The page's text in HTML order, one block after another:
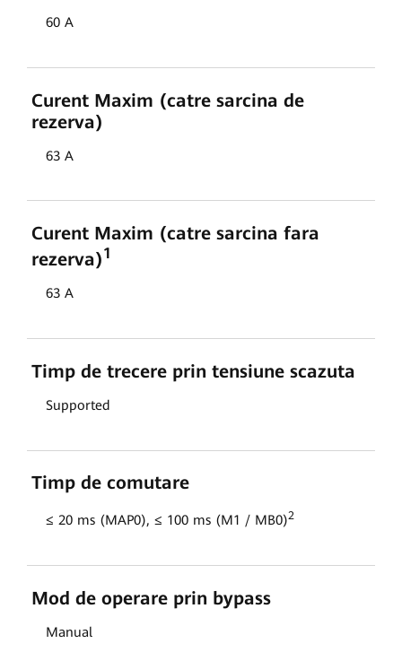
60 A
Curent Maxim (catre sarcina de
rezerva)
63 A
Curent Maxim (catre sarcina fara
rezerva)1
63 A
Timp de trecere prin tensiune scazuta
Supported
Timp de comutare
≤ 20 ms (MAP0), ≤ 100 ms (M1 / MB0)2
Mod de operare prin bypass
Manual